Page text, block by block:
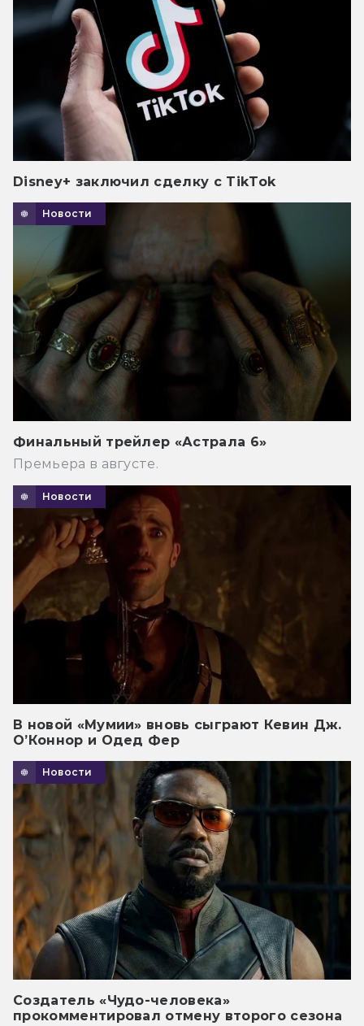
Disney+ заключил сделку с TikTok
Новости
Финальный трейлер «Астрала 6»
Премьера в августе.
Новости
В новой «Мумии» вновь сыграют Кевин Дж.
О’Коннор и Одед Фер
Новости
Создатель «Чудо-человека»
прокомментировал отмену второго сезона